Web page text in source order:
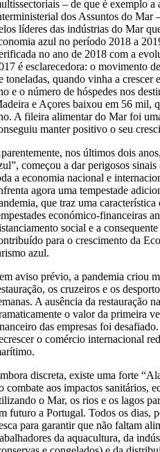
– de que é exemplo a
dos Assuntos do Mar
líderes das indústrias do Mar
azul no período 2018 a
no ano de 2018 com a
é esclarecedora: o movimento
toneladas, quando vinha a crescer
e o número de hóspedes nos
e Açores baixou em 56 mil,
A fileira alimentar do Mar foi
manter positivo o seu
nos últimos dois
começou a dar perigosos
a economia nacional e
agora uma tempestade
que traz uma característica
económico-financeiras
social e a
para o crescimento da
azul.
aviso prévio, a pandemia criou
os cruzeiros e os
A ausência da restauração
o valor da primeira
das empresas foi
o comércio internacional
discreta, existe uma forte
combate aos impactos sanitários,
o Mar, os rios e os lagos
futuro a Portugal. Todos os dias,
para garantir que não faltam
da aquacultura, da